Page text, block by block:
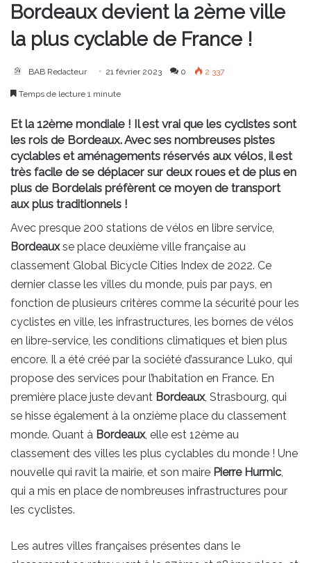
Bordeaux devient la 2ème ville
la plus cyclable de France !
BAB Redacteur 21 février 2023 0 2 337
Temps de lecture 1 minute
Et la 12ème mondiale ! Il est vrai que les cyclistes sont
les rois de Bordeaux. Avec ses nombreuses pistes
cyclables et aménagements réservés aux vélos, il est
très facile de se déplacer sur deux roues et de plus en
plus de Bordelais préfèrent ce moyen de transport
aux plus traditionnels !
Avec presque 200 stations de vélos en libre service,
Bordeauxse place deuxième ville française au
classement Global Bicycle Cities Index de 2022. Ce
dernier classe les villes du monde, puis par pays, en
fonction de plusieurs critères comme la sécurité pour les
cyclistes en ville, les infrastructures, les bornes de vélos
en libre-service, les conditions climatiques et bien plus
encore. Il a été créé par la société d’assurance Luko, qui
propose des services pour l’habitation en France. En
première place juste devant Bordeaux, Strasbourg, qui
se hisse également à la onzième place du classement
monde. Quant à Bordeaux, elle est 12ème au
classement des villes les plus cyclables du monde ! Une
nouvelle qui ravit la mairie, et son maire Pierre Hurmic,
qui a mis en place de nombreuses infrastructures pour
les cyclistes.
Les autres villes françaises présentes dans le